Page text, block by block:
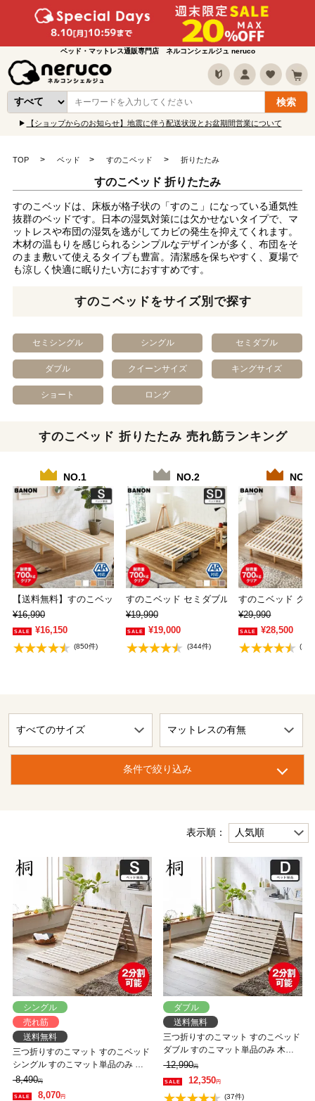
ベッド・マットレス通販専門店 ネルコンシェルジュ neruco
【ショップからのお知らせ】地震に伴う配送状況とお盆期間営業について
TOP ベッド すのこベッド 折りたたみ
すのこベッド 折りたたみ
すのこベッドは、床板が格子状の「すのこ」になっている通気性
抜群のベッドです。日本の湿気対策には欠かせないタイプで、マ
ットレスや布団の湿気を逃がしてカビの発生を抑えてくれます。
木材の温もりを感じられるシンプルなデザインが多く、布団をそ
のまま敷いて使えるタイプも豊富。清潔感を保ちやすく、夏場で
も涼しく快適に眠りたい方におすすめです。
すのこベッドをサイズ別で探す
セミシングル シングル セミダブル
ダブル クイーンサイズ キングサイズ
ショート ロング
すのこベッド 折りたたみ 売れ筋ランキング
NO.1
【送料無料】すのこベッド シングル 木製ベッド…
¥16,990
¥16,150
(850件)
NO.2
すのこベッド セミダブル 木製ベッド フレー
¥19,990
¥19,000
(344件)
NO.3
すのこベッド ク
¥29,990
¥28,500
条件で絞り込み
表示順：
シングル
売れ筋
送料無料
三つ折りすのこマット すのこベッド
シングル すのこマット単品のみ 木
製 桐 二分割可能 完成品 低ホルムア
ルデヒド 布団が干せる
8,490円
8,070円
ダブル
送料無料
三つ折りすのこマット すのこベッド
ダブル すのこマット単品のみ 木製
桐 二分割可能 完成品 低ホルムアル
デヒド 布団が干せる
12,990円
12,350円
(37件)